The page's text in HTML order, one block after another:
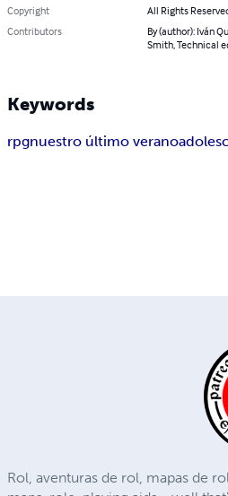
Copyright
All Rights
Contributors
By (author): Iván
Smith, Technical
Keywords
rpgnuestro último verano
Rol, aventuras de rol, mapas de